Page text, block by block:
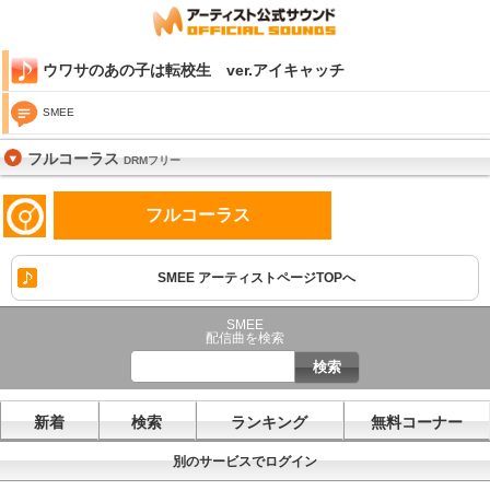
ウワサのあの子は転校生 ver.アイキャッチ
SMEE
フルコーラスDRMフリー
フルコーラス
SMEE アーティストページTOPへ
SMEE
配信曲を検索
新着 検索 ランキング 無料コーナー
別のサービスでログイン